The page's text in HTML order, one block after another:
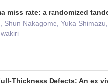
miss rate: a randomized
Nakagome, Yuka
Thickness Defects: An ex